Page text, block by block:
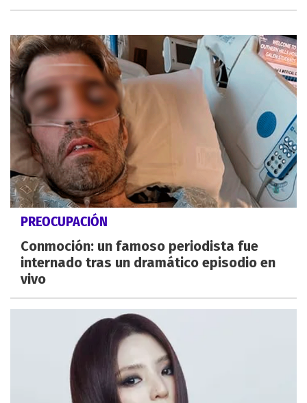
PREOCUPACIÓN
Conmoción: un famoso periodista fue
internado tras un dramático episodio en
vivo